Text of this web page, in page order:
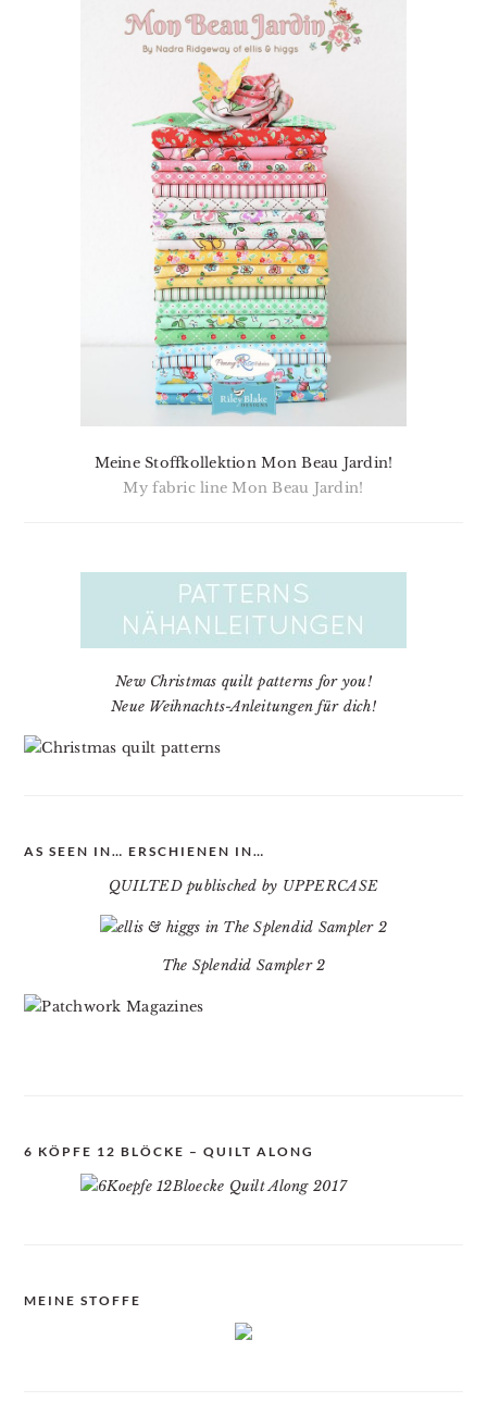
Meine Stoffkollektion Mon Beau Jardin!
My fabric line Mon Beau Jardin!
New Christmas quilt patterns for you!
Neue Weihnachts-Anleitungen für dich!
AS SEEN IN… ERSCHIENEN IN…
QUILTED publisched by UPPERCASE
The Splendid Sampler 2
6 KÖPFE 12 BLÖCKE – QUILT ALONG
MEINE STOFFE